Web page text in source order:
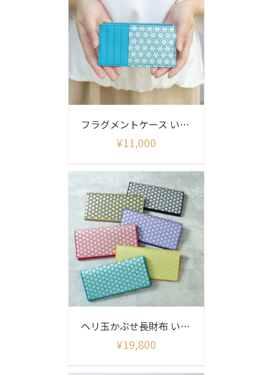
フラグメントケース いろどり柄
¥11,000
ヘリ玉かぶせ長財布 いろどり柄
¥19,800